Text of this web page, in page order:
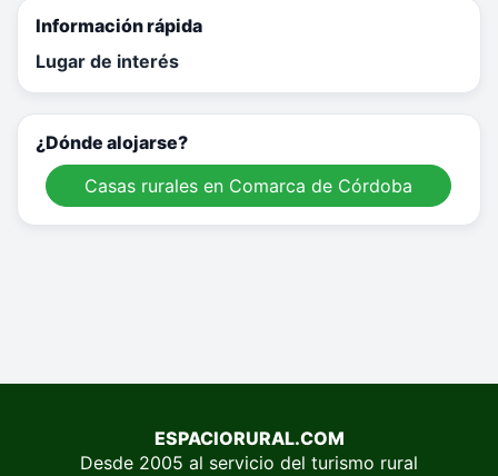
Información rápida
Lugar de interés
¿Dónde alojarse?
Casas rurales en Comarca de Córdoba
ESPACIORURAL.COM
Desde 2005 al servicio del turismo rural